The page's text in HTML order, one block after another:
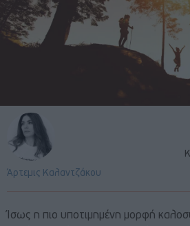
Άρτεμις Καλαντζάκου
Ίσως η πιο υποτιμημένη μορφή